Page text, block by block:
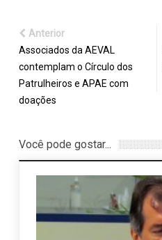
Anterior
Associados da AEVAL
contemplam o Círculo dos
Patrulheiros e APAE com
doações
Você pode gostar...